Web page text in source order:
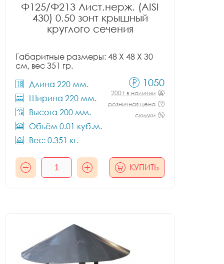
Ф125/Ф213 Лист.нерж. (AISI
430) 0.50 зонт крышный
круглого сечения
Габаритные размеры: 48 X 48 X 30
см, вес 351 гр.
Длина 220 мм.
Ширина 220 мм.
Высота 200 мм.
Объём 0.01 куб.м.
Вес: 0.351 кг.
1050
200+ в наличии
розничная цена
скидки
КУПИТЬ